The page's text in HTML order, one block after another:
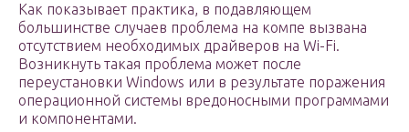
Как показывает практика, в подавляющем
большинстве случаев проблема на компе вызвана
отсутствием необходимых драйверов на Wi-Fi.
Возникнуть такая проблема может после
переустановки Windows или в результате поражения
операционной системы вредоносными программами
и компонентами.